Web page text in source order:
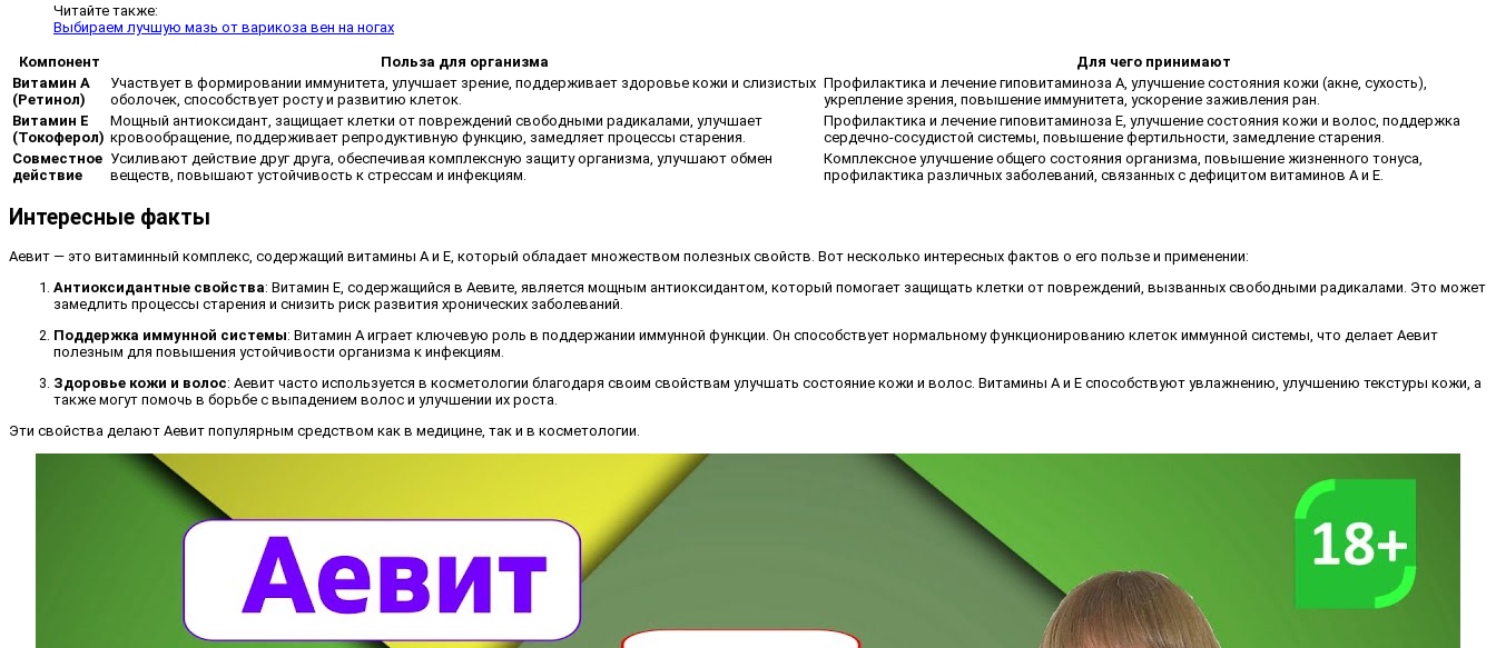
Читайте также:
Выбираем лучшую мазь от варикоза вен на ногах
Компонент Польза для организма
Для чего принимают
Витамин А
(Ретинол)
Участвует в формировании иммунитета, улучшает зрение, поддерживает здоровье кожи и слизистых
оболочек, способствует росту и развитию клеток.
Профилактика и лечение гиповитаминоза А, улучшение состояния кожи (акне, сухость),
укрепление зрения, повышение иммунитета, ускорение заживления ран.
Витамин Е
(Токоферол)
Мощный антиоксидант, защищает клетки от повреждений свободными радикалами, улучшает
кровообращение, поддерживает репродуктивную функцию, замедляет процессы старения.
Профилактика и лечение гиповитаминоза Е, улучшение состояния кожи и волос, поддержка
сердечно-сосудистой системы, повышение фертильности, замедление старения.
Совместное
действие
Усиливают действие друг друга, обеспечивая комплексную защиту организма, улучшают обмен
веществ, повышают устойчивость к стрессам и инфекциям.
Комплексное улучшение общего состояния организма, повышение жизненного тонуса,
профилактика различных заболеваний, связанных с дефицитом витаминов А и Е.
Интересные факты
Аевит — это витаминный комплекс, содержащий витамины A и E, который обладает множеством полезных свойств. Вот несколько интересных фактов о его пользе и применении:
Антиоксидантные свойства: Витамин E, содержащийся в Аевите, является мощным антиоксидантом, который помогает защищать клетки от повреждений, вызванных свободными радикалами. Это может
замедлить процессы старения и снизить риск развития хронических заболеваний.
Поддержка иммунной системы: Витамин A играет ключевую роль в поддержании иммунной функции. Он способствует нормальному функционированию клеток иммунной системы, что делает Аевит
полезным для повышения устойчивости организма к инфекциям.
Здоровье кожи и волос: Аевит часто используется в косметологии благодаря своим свойствам улучшать состояние кожи и волос. Витамины A и E способствуют увлажнению, улучшению текстуры кожи, а
также могут помочь в борьбе с выпадением волос и улучшении их роста.
Эти свойства делают Аевит популярным средством как в медицине, так и в косметологии.